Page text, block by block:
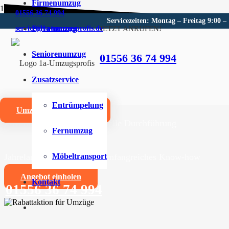
01556 36 74 994
service@1a-umzugsprofis.de
Servicezeiten: Montag – Freitag 9:00 –
JETZT ANRUFEN!
01556 36 74 994
Firmenumzug
Privatumzug
Seniorenumzug
Zusatzservice
Entrümpelung
Fernumzug
Möbeltransport
Kontakt
Umzugskostenrechner
Umzugsunternehmen für
Wir sind Ihr kompetentes Umzugsunternehmen für
Zuverlässige und professionelle Durchführung
Jahrelange Erfahrung und umfangreiches Know-how
Angebot einholen
01556 36 74 994